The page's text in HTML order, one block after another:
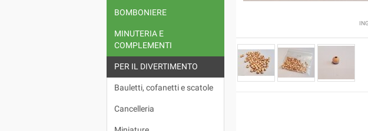
BOMBONIERE
MINUTERIA E
COMPLEMENTI
PER IL DIVERTIMENTO
Bauletti, cofanetti e scatole
Cancelleria